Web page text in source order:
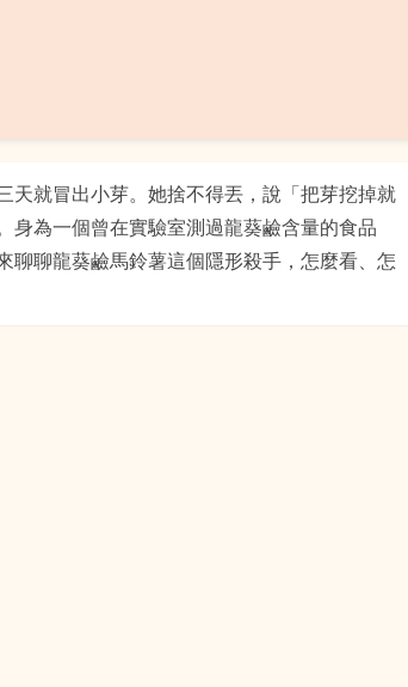
天就冒出小芽。她捨不得丟，說「把芽挖掉就
為一個曾在實驗室測過龍葵鹼含量的食品
聊聊龍葵鹼馬鈴薯這個隱形殺手，怎麼看、怎